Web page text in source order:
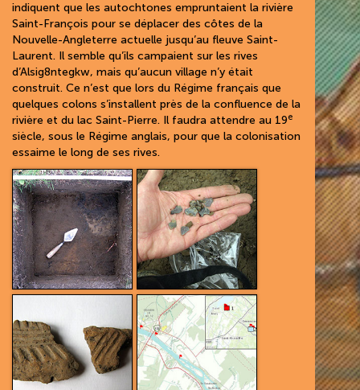
indiquent que les autochtones empruntaient la rivière
Saint-François pour se déplacer des côtes de la
Nouvelle-Angleterre actuelle jusqu’au fleuve Saint-
Laurent. Il semble qu’ils campaient sur les rives
d’Alsig8ntegkw, mais qu’aucun village n’y était
construit. Ce n’est que lors du Régime français que
quelques colons s’installent près de la confluence de la
rivière et du lac Saint-Pierre. Il faudra attendre au 19e
siècle, sous le Régime anglais, pour que la colonisation
essaime le long de ses rives.